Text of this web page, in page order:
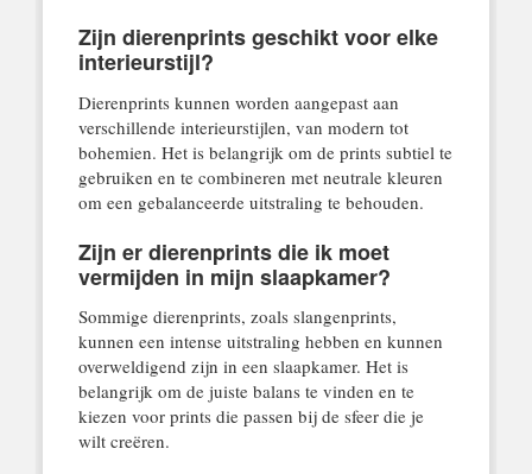
Zijn dierenprints geschikt voor elke
interieurstijl?
Dierenprints kunnen worden aangepast aan
verschillende interieurstijlen, van modern tot
bohemien. Het is belangrijk om de prints subtiel te
gebruiken en te combineren met neutrale kleuren
om een gebalanceerde uitstraling te behouden.
Zijn er dierenprints die ik moet
vermijden in mijn slaapkamer?
Sommige dierenprints, zoals slangenprints,
kunnen een intense uitstraling hebben en kunnen
overweldigend zijn in een slaapkamer. Het is
belangrijk om de juiste balans te vinden en te
kiezen voor prints die passen bij de sfeer die je
wilt creëren.